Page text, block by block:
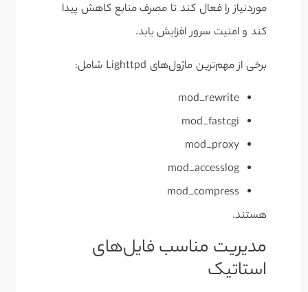
موردنیاز را فعال کند تا مصرف منابع کاهش پیدا
کند و امنیت سرور افزایش یابد.
برخی از مهم‌ترین ماژول‌های Lighttpd شامل:
mod_rewrite
mod_fastcgi
mod_proxy
mod_accesslog
mod_compress
هستند.
مدیریت مناسب فایل‌های
استاتیک